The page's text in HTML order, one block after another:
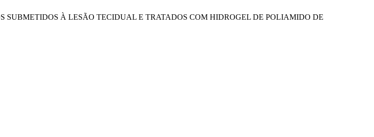
SUBMETIDOS À LESÃO TECIDUAL E TRATADOS COM HIDROGEL DE POLIAMIDO DE